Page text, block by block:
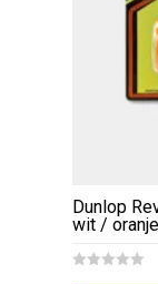
Dunlop
wit /